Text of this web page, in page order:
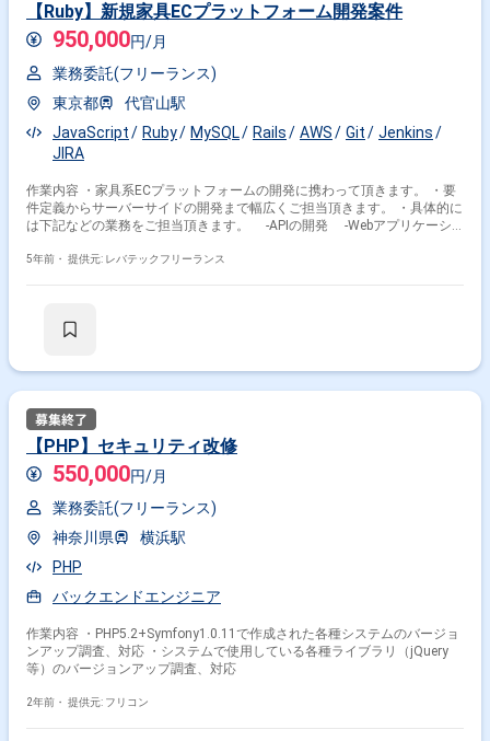
【Ruby】新規家具ECプラットフォーム開発案件
950,000円/月
業務委託(フリーランス)
東京都
代官山駅
JavaScript
Ruby MySQL Rails AWS Git
Jenkins
JIRA
作業内容 ・家具系ECプラットフォームの開発に携わって頂きます。 ・要
件定義からサーバーサイドの開発まで幅広くご担当頂きます。 ・具体的に
は下記などの業務をご担当頂きます。 ‐APIの開発 ‐Webアプリケーシ
5年前・ 提供元: レバテックフリーランス
【PHP】セキュリティ改修
550,000円/月
業務委託(フリーランス)
神奈川県
横浜駅
PHP
バックエンドエンジニア
作業内容 ・PHP5.2+Symfony1.0.11で作成された各種システムのバージョ
ンアップ調査、対応 ・システムで使用している各種ライブラリ（jQuery
等）のバージョンアップ調査、対応
2年前・ 提供元: フリコン